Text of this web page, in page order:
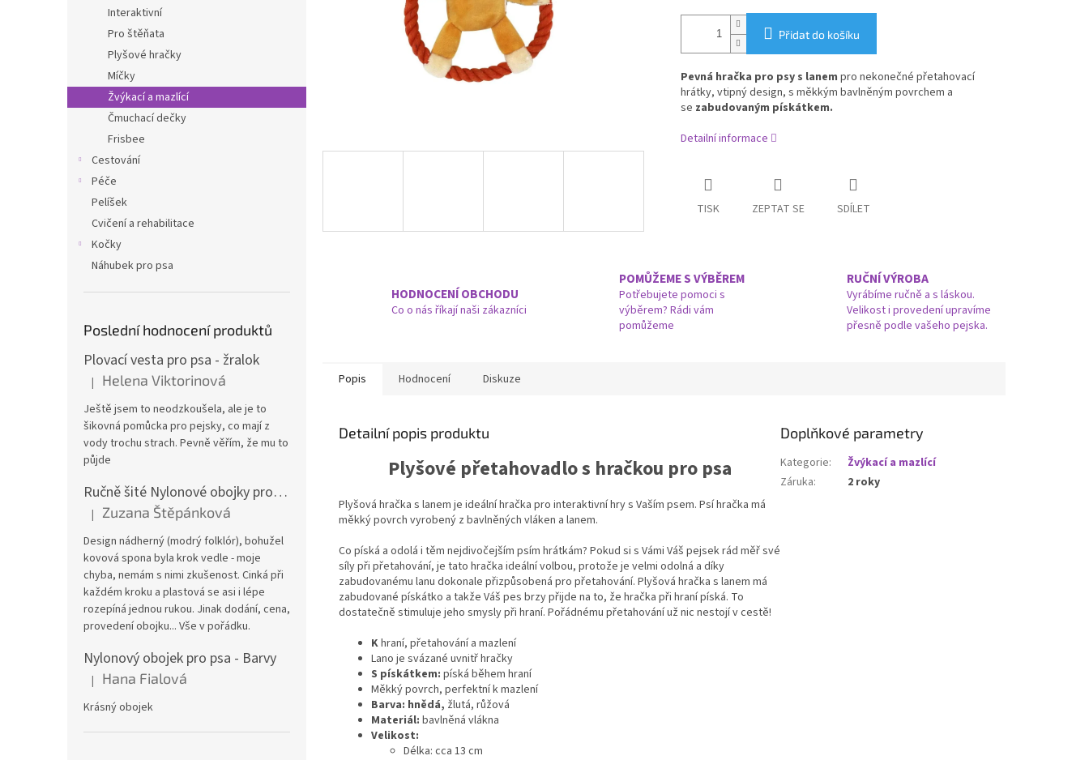
Interaktivní
Pro štěňata
Plyšové hračky
Míčky
Žvýkací a mazlící
Čmuchací dečky
Frisbee
Cestování
Péče
Pelíšek
Cvičení a rehabilitace
Kočky
Náhubek pro psa
Poslední hodnocení produktů
Plovací vesta pro psa - žralok
Hodnocení produktu je 5 z 5 hvězdiček.
| Helena Viktorinová
Ještě jsem to neodzkoušela, ale je to
šikovná pomůcka pro pejsky, co mají z
vody trochu strach. Pevně věřím, že mu to
půjde
Ručně šité Nylonové obojky pro psa
Hodnocení produktu je 4 z 5 hvězdiček.
| Zuzana Štěpánková
Design nádherný (modrý folklór), bohužel
kovová spona byla krok vedle - moje
chyba, nemám s nimi zkušenost. Cinká při
každém kroku a plastová se asi i lépe
rozepíná jednou rukou. Jinak dodání, cena,
provedení obojku... Vše v pořádku.
Nylonový obojek pro psa - Barvy
Hodnocení produktu je 5 z 5 hvězdiček.
| Hana Fialová
Krásný obojek
Přidat do košíku
Pevná hračka pro psy s lanem pro nekonečné přetahovací
hrátky, vtipný design, s měkkým bavlněným povrchem a
se zabudovaným pískátkem.
Detailní informace
TISK ZEPTAT SE SDÍLET
HODNOCENÍ OBCHODU
Co o nás říkají naši zákazníci
POMŮŽEME S VÝBĚREM
Potřebujete pomoci s
výběrem? Rádi vám
pomůžeme
RUČNÍ VÝROBA
Vyrábíme ručně a s láskou.
Velikost i provedení upravíme
přesně podle vašeho pejska.
Popis Hodnocení Diskuze
Detailní popis produktu
Plyšové přetahovadlo s hračkou pro psa
Plyšová hračka s lanem je ideální hračka pro interaktivní hry s Vaším psem. Psí hračka má
měkký povrch vyrobený z bavlněných vláken a lanem.
Co píská a odolá i těm nejdivočejším psím hrátkám? Pokud si s Vámi Váš pejsek rád měř své
síly při přetahování, je tato hračka ideální volbou, protože je velmi odolná a díky
zabudovanému lanu dokonale přizpůsobená pro přetahování. Plyšová hračka s lanem má
zabudované pískátko a takže Váš pes brzy přijde na to, že hračka při hraní píská. To
dostatečně stimuluje jeho smysly při hraní. Pořádnému přetahování už nic nestojí v cestě!
Khraní, přetahování a mazlení
Lano je svázané uvnitř hračky
S pískátkem: píská během hraní
Měkký povrch, perfektní k mazlení
Barva: hnědá, žlutá, růžová
Materiál: bavlněná vlákna
Velikost:
Délka: cca 13 cm
Doplňkové parametry
Kategorie:
Žvýkací a mazlící
Záruka: 2 roky